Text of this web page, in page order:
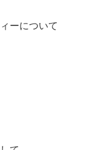
ーについて